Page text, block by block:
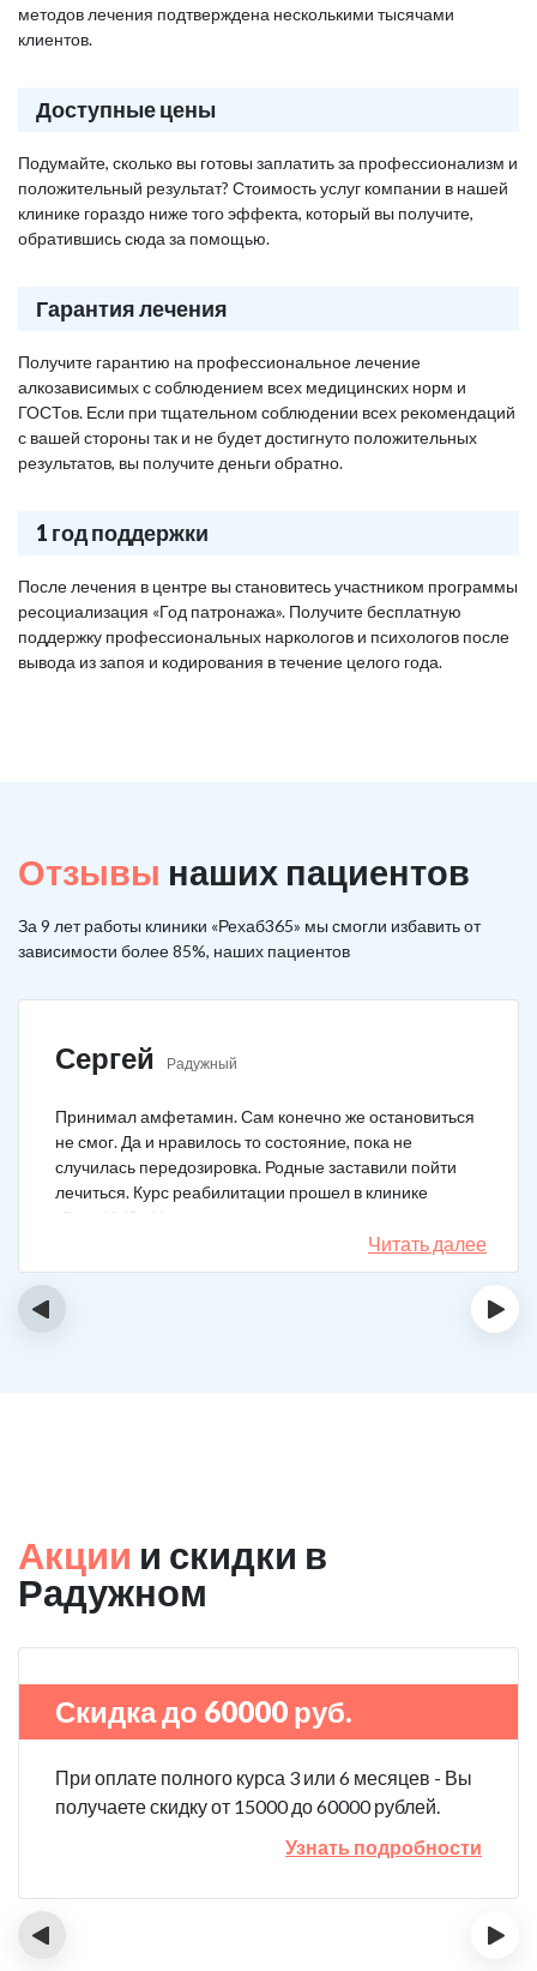
методов лечения подтверждена несколькими тысячами
клиентов.
Доступные цены
Подумайте, сколько вы готовы заплатить за профессионализм и
положительный результат? Стоимость услуг компании в нашей
клинике гораздо ниже того эффекта, который вы получите,
обратившись сюда за помощью.
Гарантия лечения
Получите гарантию на профессиональное лечение
алкозависимых с соблюдением всех медицинских норм и
ГОСТов. Если при тщательном соблюдении всех рекомендаций
с вашей стороны так и не будет достигнуто положительных
результатов, вы получите деньги обратно.
1 год поддержки
После лечения в центре вы становитесь участником программы
ресоциализация «Год патронажа». Получите бесплатную
поддержку профессиональных наркологов и психологов после
вывода из запоя и кодирования в течение целого года.
Отзывы наших пациентов
За 9 лет работы клиники «Рехаб365» мы смогли избавить от
зависимости более 85%, наших пациентов
Сергей Радужный
Принимал амфетамин. Сам конечно же остановиться
не смог. Да и нравилось то состояние, пока не
случилась передозировка. Родные заставили пойти
лечиться. Курс реабилитации прошел в клинике
«Рехаб365». Много месяцев уже не принимаю.
Читать далее
‹ ›
Акции и скидки в
Радужном
Скидка до 60000 руб.
При оплате полного курса 3 или 6 месяцев - Вы
получаете скидку от 15000 до 60000 рублей.
Узнать подробности
‹ ›